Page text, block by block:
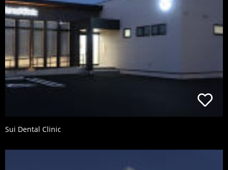
Sui Dental Clinic